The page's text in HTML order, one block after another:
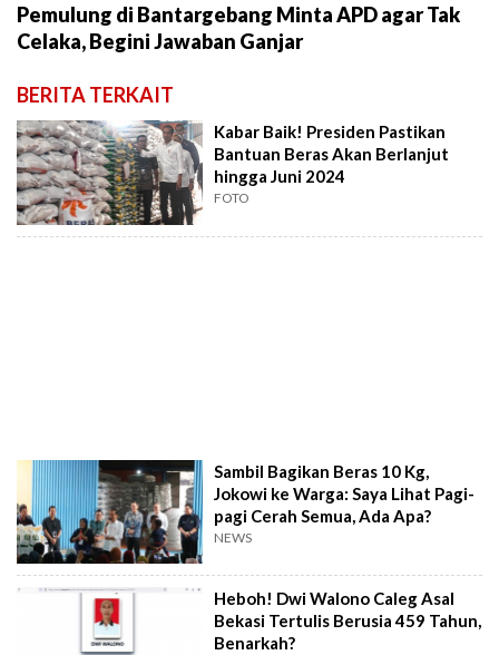
Pemulung di Bantargebang Minta APD agar Tak
Celaka, Begini Jawaban Ganjar
BERITA TERKAIT
Kabar Baik! Presiden Pastikan
Bantuan Beras Akan Berlanjut
hingga Juni 2024
FOTO
Sambil Bagikan Beras 10 Kg,
Jokowi ke Warga: Saya Lihat Pagi-
pagi Cerah Semua, Ada Apa?
NEWS
Heboh! Dwi Walono Caleg Asal
Bekasi Tertulis Berusia 459 Tahun,
Benarkah?